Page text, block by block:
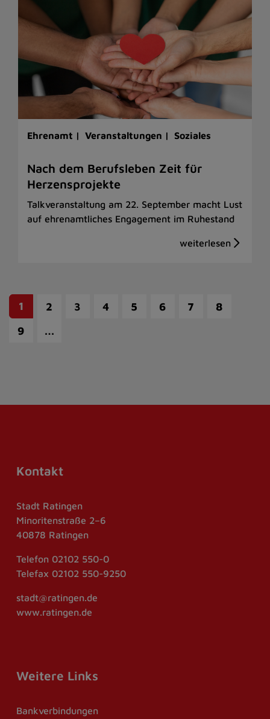
Ehrenamt | Veranstaltungen | Soziales
Nach dem Berufsleben Zeit für
Herzensprojekte
Talkveranstaltung am 22. September macht Lust
auf ehrenamtliches Engagement im Ruhestand
1 2 3 4 5 6 7
8
9
…
Kontakt
Stadt Ratingen
Minoritenstraße 2–6
40878 Ratingen
Telefon 02102 550-0
Telefax 02102 550-9250
stadt@ratingen.de
www.ratingen.de
Weitere Links
Bankverbindungen